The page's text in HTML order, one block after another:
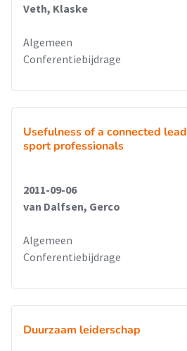
Veth, Klaske
Algemeen
Conferentiebijdrage
Usefulness of a connected
sport professionals
2011-09-06
van Dalfsen, Gerco
Algemeen
Conferentiebijdrage
Duurzaam leiderschap